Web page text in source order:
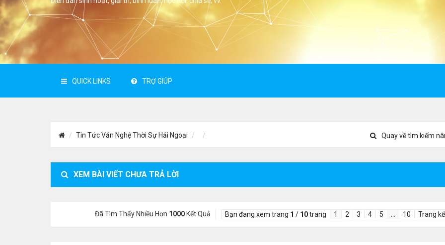
QUICK LINKS TRỢ GIÚP
Tin Tức Văn Nghệ Thời Sự Hải Ngoại Quay về tìm kiếm
XEM BÀI VIẾT CHƯA TRẢ LỜI
Đã Tìm Thấy Nhiều Hơn 1000Kết Quả Bạn đang xem trang 1 / 10trang 1 2 3 4 5 10 Trang